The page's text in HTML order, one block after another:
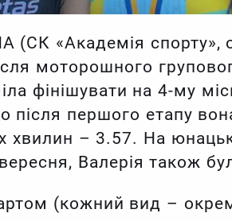
(СК «Академія
моторошного
фінішувати на 4-му
першого етапу
хвилин – 3.57. На
Валерія також
(кожний вид –